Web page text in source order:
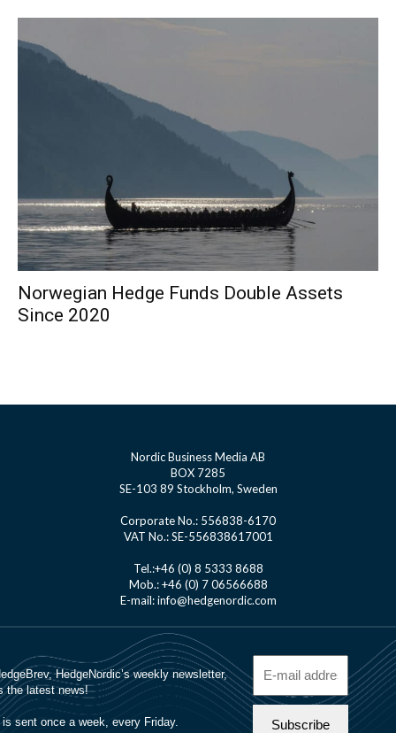
Norwegian Hedge Funds Double Assets
Since 2020
Nordic Business Media AB
BOX 7285
SE-103 89 Stockholm, Sweden
Corporate No.: 556838-6170
VAT No.: SE-556838617001
Tel.:+46 (0) 8 5333 8688
Mob.: +46 (0) 7 06566688
E-mail: info@hedgenordic.com